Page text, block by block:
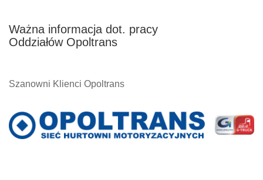
Ważna informacja dot. pracy
Oddziałów Opoltrans
Szanowni Klienci Opoltrans